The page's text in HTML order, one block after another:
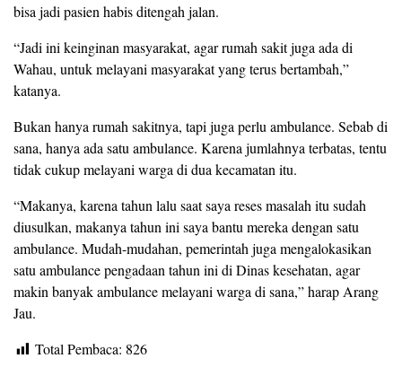
bisa jadi pasien habis ditengah jalan.
“Jadi ini keinginan masyarakat, agar rumah sakit juga ada di
Wahau, untuk melayani masyarakat yang terus bertambah,”
katanya.
Bukan hanya rumah sakitnya, tapi juga perlu ambulance. Sebab di
sana, hanya ada satu ambulance. Karena jumlahnya terbatas, tentu
tidak cukup melayani warga di dua kecamatan itu.
“Makanya, karena tahun lalu saat saya reses masalah itu sudah
diusulkan, makanya tahun ini saya bantu mereka dengan satu
ambulance. Mudah-mudahan, pemerintah juga mengalokasikan
satu ambulance pengadaan tahun ini di Dinas kesehatan, agar
makin banyak ambulance melayani warga di sana,” harap Arang
Jau.
Total Pembaca: 826